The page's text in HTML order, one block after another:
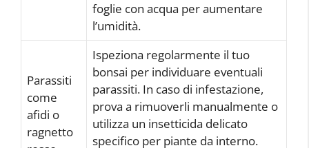
foglie con acqua per aumentare
l’umidità.
Parassiti
come
afidi o
ragnetto
Ispeziona regolarmente il tuo
bonsai per individuare eventuali
parassiti. In caso di infestazione,
prova a rimuoverli manualmente o
utilizza un insetticida delicato
specifico per piante da interno.